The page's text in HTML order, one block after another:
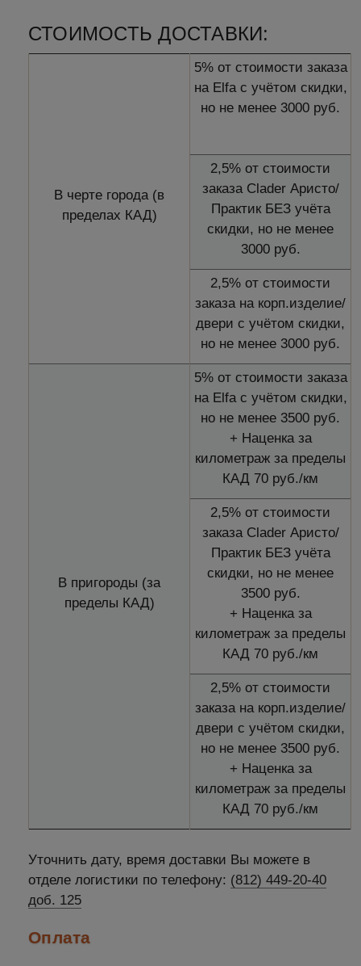
СТОИМОСТЬ ДОСТАВКИ:
В черте города (в
пределах КАД)
5% от стоимости заказа
на Elfa с учётом скидки,
но не менее 3000 руб.
2,5% от стоимости
заказа Clader Аристо/
Практик БЕЗ учёта
скидки, но не менее
3000 руб.
2,5% от стоимости
заказа на корп.изделие/
двери с учётом скидки,
но не менее 3000 руб.
В пригороды (за
пределы КАД)
5% от стоимости заказа
на Elfa с учётом скидки,
но не менее 3500 руб.
+ Наценка за
километраж за пределы
КАД 70 руб./км
2,5% от стоимости
заказа Clader Аристо/
Практик БЕЗ учёта
скидки, но не менее
3500 руб.
+ Наценка за
километраж за пределы
КАД 70 руб./км
2,5% от стоимости
заказа на корп.изделие/
двери с учётом скидки,
но не менее 3500 руб.
+ Наценка за
километраж за пределы
КАД 70 руб./км
Уточнить дату, время доставки Вы можете в
отделе логистики по телефону: (812) 449-20-40
доб. 125
Оплата